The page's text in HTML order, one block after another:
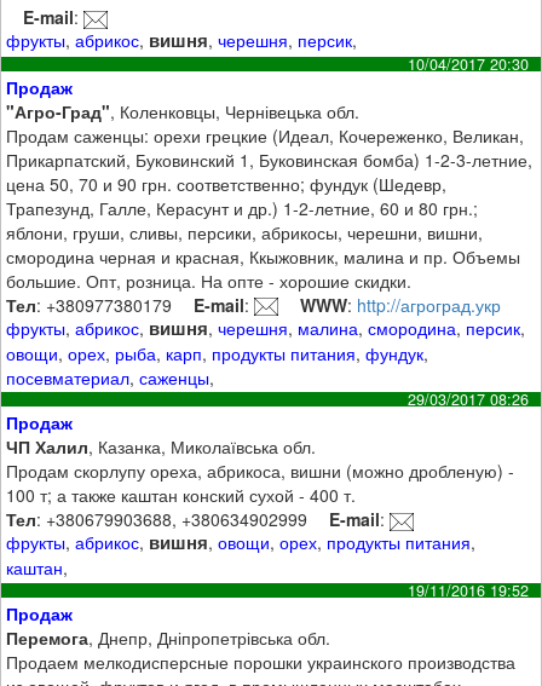
E-mail:
фрукты,абрикос, вишня,черешня, персик,
10/04/2017 20:30
Продаж
"Агро-Град", Коленковцы, Чернівецька обл.
Продам саженцы: орехи грецкие (Идеал, Кочереженко, Великан,
Прикарпатский, Буковинский 1, Буковинская бомба) 1-2-3-летние,
цена 50, 70 и 90 грн. соответственно; фундук (Шедевр,
Трапезунд, Галле, Керасунт и др.) 1-2-летние, 60 и 80 грн.;
яблони, груши, сливы, персики, абрикосы, черешни, вишни,
смородина черная и красная, Ккыжовник, малина и пр. Объемы
большие. Опт, розница. На опте - хорошие скидки.
Тел: +380977380179 E-mail: WWW: http://агроград.укр
фрукты,абрикос, вишня,черешня, малина,смородина, персик,
овощи,орех, рыба, карп, продукты питания,фундук,
посевматериал,саженцы,
29/03/2017 08:26
Продаж
ЧП Халил, Казанка, Миколаївська обл.
Продам скорлупу ореха, абрикоса, вишни (можно дробленую) -
100 т; а также каштан конский сухой - 400 т.
Тел: +380679903688, +380634902999 E-mail:
фрукты,абрикос, вишня,овощи,орех, продукты питания,
каштан,
19/11/2016 19:52
Продаж
Перемога, Днепр, Дніпропетрівська обл.
Продаем мелкодисперсные порошки украинского производства